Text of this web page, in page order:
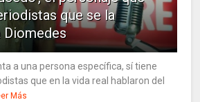
que se la
Diomedes
a una persona específica, sí tiene
que en la vida real hablaron del
Más